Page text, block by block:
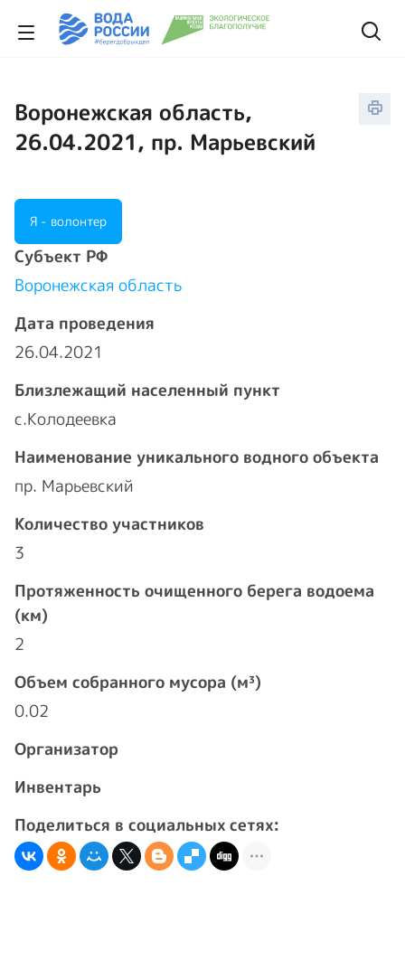
Воронежская область,
26.04.2021, пр. Марьевский
Я - волонтер
Cубъект РФ
Воронежская область
Дата проведения
26.04.2021
Близлежащий населенный пункт
с.Колодеевка
Наименование уникального водного объекта
пр. Марьевский
Количество участников
3
Протяженность очищенного берега водоема
(км)
2
Объем собранного мусора (м³)
0.02
Организатор
Инвентарь
Поделиться в социальных сетях: